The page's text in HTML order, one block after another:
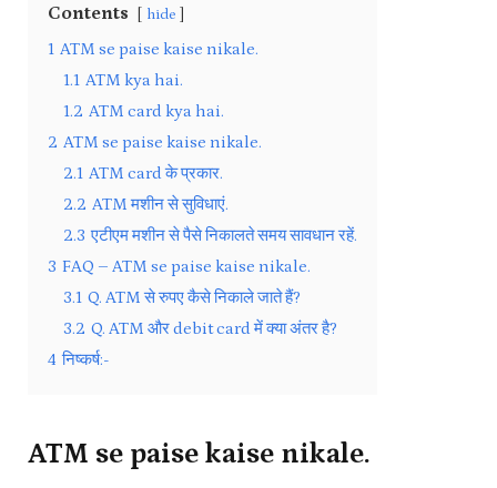
Contents hide
1 ATM se paise kaise nikale.
1.1 ATM kya hai.
1.2 ATM card kya hai.
2 ATM se paise kaise nikale.
2.1 ATM card के प्रकार.
2.2 ATM मशीन से सुविधाएं.
2.3 एटीएम मशीन से पैसे निकालते समय सावधान रहें.
3 FAQ – ATM se paise kaise nikale.
3.1 Q. ATM से रुपए कैसे निकाले जाते हैं?
3.2 Q. ATM और debit card में क्या अंतर है?
4 निष्कर्ष:-
ATM se paise kaise nikale.